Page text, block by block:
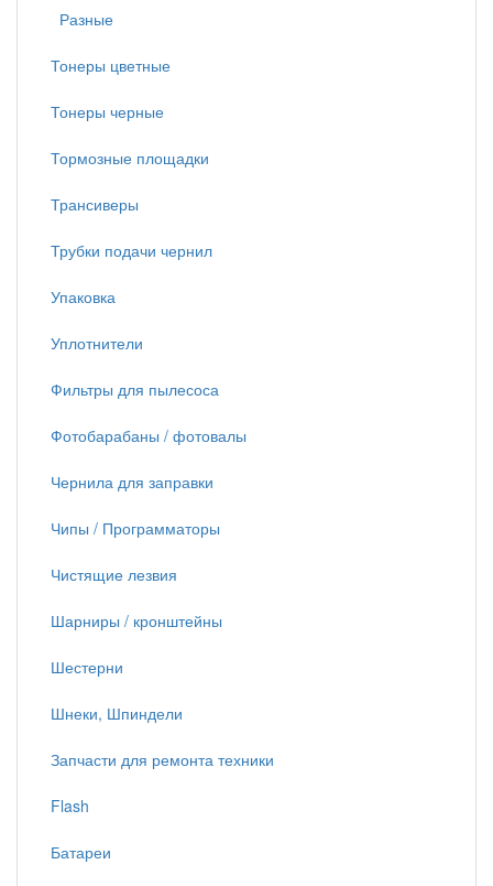
Разные
Тонеры цветные
Тонеры черные
Тормозные площадки
Трансиверы
Трубки подачи чернил
Упаковка
Уплотнители
Фильтры для пылесоса
Фотобарабаны / фотовалы
Чернила для заправки
Чипы / Программаторы
Чистящие лезвия
Шарниры / кронштейны
Шестерни
Шнеки, Шпиндели
Запчасти для ремонта техники
Flash
Батареи